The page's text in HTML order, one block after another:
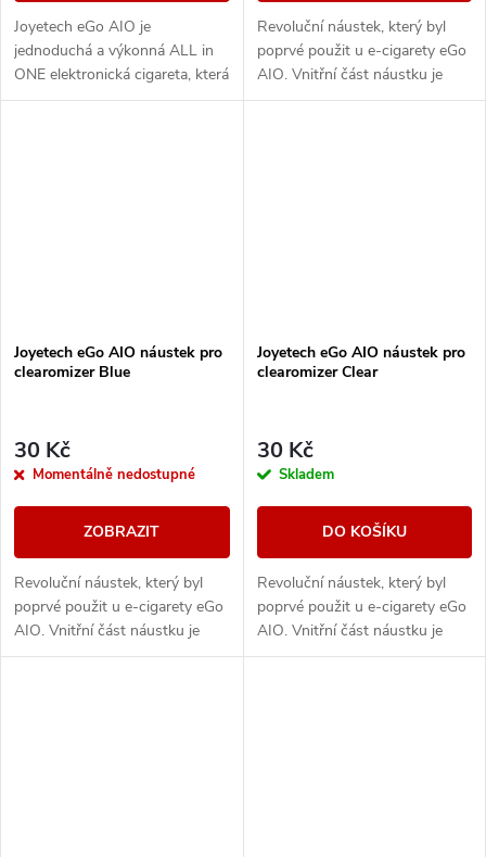
Joyetech eGo AIO je
jednoduchá a výkonná ALL in
ONE elektronická cigareta, která
svými vlastnostmi uspokojí jak
Revoluční náustek, který byl
poprvé použit u e-cigarety eGo
AIO. Vnitřní část náustku je
spirálovitého tvaru = ochrana
Joyetech eGo AIO náustek pro
clearomizer Blue
30 Kč
Momentálně nedostupné
ZOBRAZIT
Revoluční náustek, který byl
poprvé použit u e-cigarety eGo
AIO. Vnitřní část náustku je
spirálovitého tvaru = ochrana
Joyetech eGo AIO náustek pro
clearomizer Clear
30 Kč
Skladem
DO KOŠÍKU
Revoluční náustek, který byl
poprvé použit u e-cigarety eGo
AIO. Vnitřní část náustku je
spirálovitého tvaru = ochrana